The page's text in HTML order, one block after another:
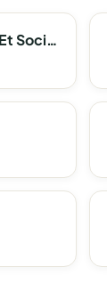
Association D'action Culturelle Et Sociale De Saint-Joseph-Des-Fins